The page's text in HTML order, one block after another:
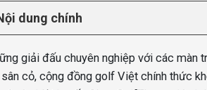
dung chính
giải đấu chuyên nghiệp với các màn
cỏ, cộng đồng golf Việt chính thức